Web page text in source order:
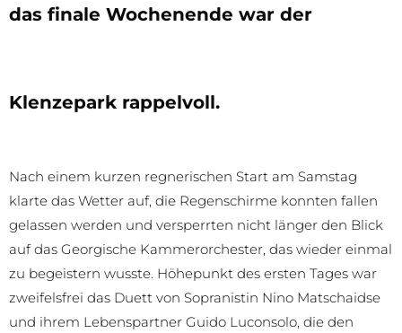
das finale Wochenende war der
Klenzepark rappelvoll.
Nach einem kurzen regnerischen Start am Samstag
klarte das Wetter auf, die Regenschirme konnten fallen
gelassen werden und versperrten nicht länger den Blick
auf das Georgische Kammerorchester, das wieder einmal
zu begeistern wusste. Höhepunkt des ersten Tages war
zweifelsfrei das Duett von Sopranistin Nino Matschaidse
und ihrem Lebenspartner Guido Luconsolo, die den